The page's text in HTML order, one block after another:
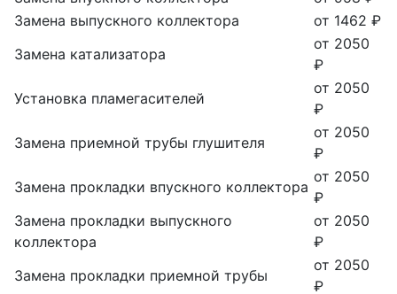
Замена выпускного коллектора
от 1462 ₽
Замена катализатора
от 2050
₽
Установка пламегасителей
от 2050
₽
Замена приемной трубы глушителя
от 2050
₽
Замена прокладки впускного коллектора
от 2050
₽
Замена прокладки выпускного
коллектора
от 2050
₽
Замена прокладки приемной трубы
от 2050
₽